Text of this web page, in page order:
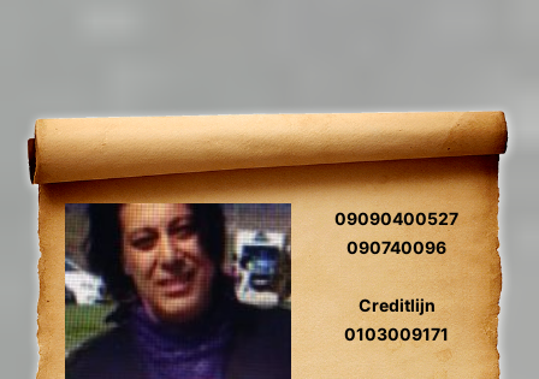
09090400527
090740096
Creditlijn
0103009171